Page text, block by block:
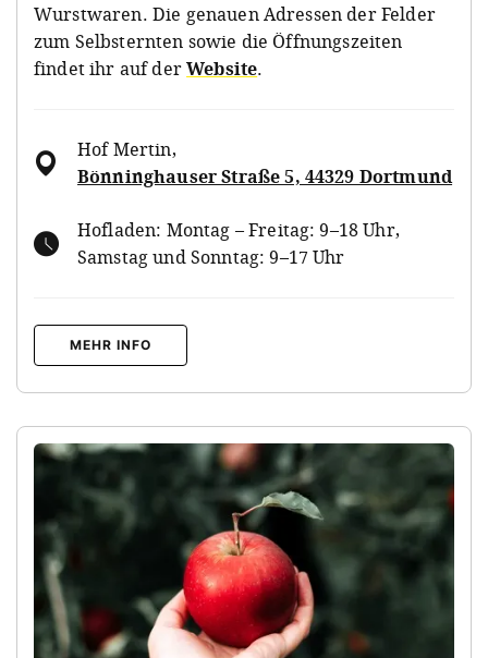
Wurstwaren. Die genauen Adressen der Felder
zum Selbsternten sowie die Öffnungszeiten
findet ihr auf derWebsite.
Hof Mertin,
Bönninghauser Straße 5, 44329 Dortmund
Hofladen: Montag – Freitag: 9–18 Uhr,
Samstag und Sonntag: 9–17 Uhr
MEHR INFO